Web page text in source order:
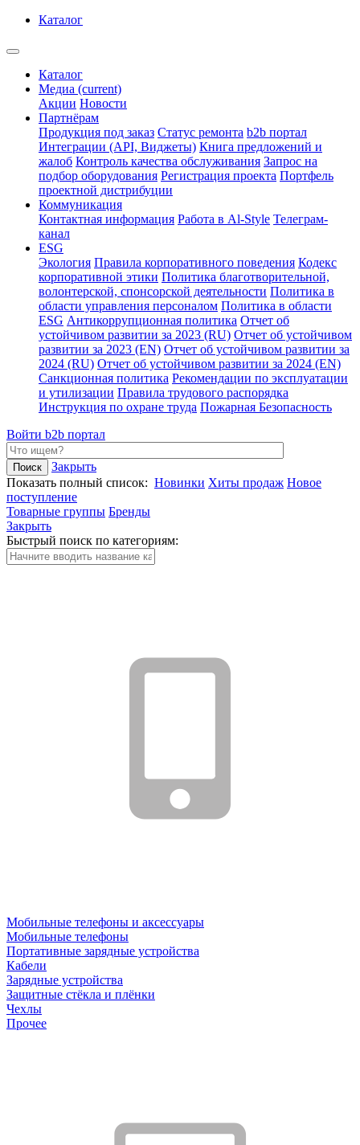
Каталог
Каталог
Медиа (current)
Акции Новости
Партнёрам
Продукция под заказ Статус ремонта b2b портал
Интеграции (API, Виджеты) Книга предложений и
жалоб Контроль качества обслуживания Запрос на
подбор оборудования Регистрация проекта Портфель
проектной дистрибуции
Коммуникация
Контактная информация Работа в Al-Style Телеграм-
канал
ESG
Экология Правила корпоративного поведения Кодекс
корпоративной этики Политика благотворительной,
волонтерской, спонсорской деятельности Политика в
области управления персоналом Политика в области
ESG Антикоррупционная политика Отчет об
устойчивом развитии за 2023 (RU) Отчет об устойчивом
развитии за 2023 (EN) Отчет об устойчивом развитии за
2024 (RU) Отчет об устойчивом развитии за 2024 (EN)
Санкционная политика Рекомендации по эксплуатации
и утилизации Правила трудового распорядка
Инструкция по охране труда Пожарная Безопасность
Войти b2b портал
Закрыть
Показать полный список: Новинки Хиты продаж Новое
поступление
Товарные группы Бренды
Закрыть
Быстрый поиск по категориям:
Мобильные телефоны и аксессуары
Мобильные телефоны
Портативные зарядные устройства
Кабели
Зарядные устройства
Защитные стёкла и плёнки
Чехлы
Прочее